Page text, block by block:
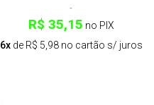
R$ 35,15 no PIX
6xde R$ 5,98 no cartão s/ juros